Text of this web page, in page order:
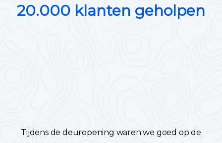
20.000 klanten geholpen
Tijdens de deuropening waren we goed op de